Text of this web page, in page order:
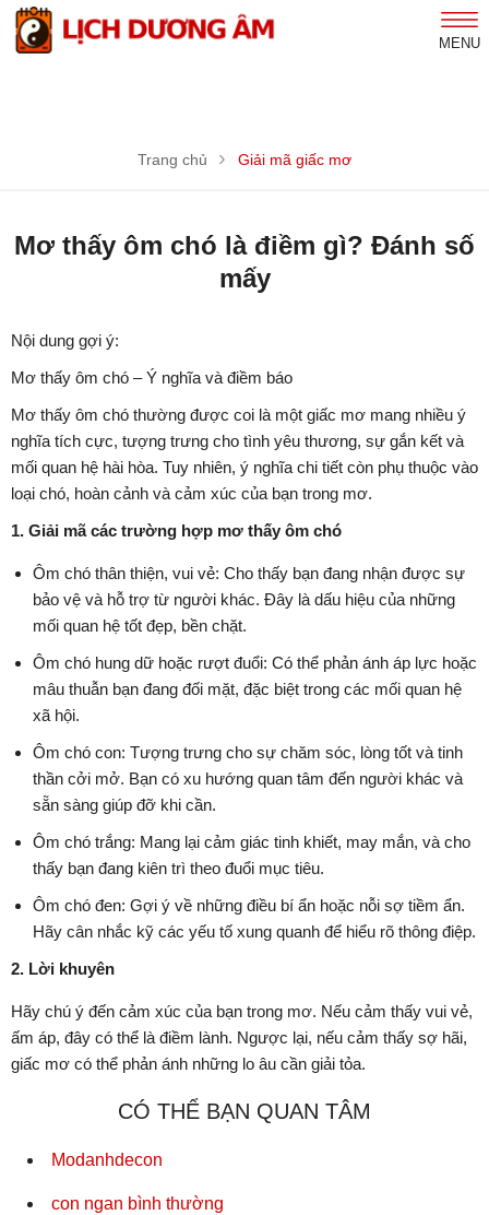
MENU
Trang chủ Giải mã giấc mơ
Mơ thấy ôm chó là điềm gì? Đánh số
mấy
Nội dung gợi ý:
Mơ thấy ôm chó – Ý nghĩa và điềm báo
Mơ thấy ôm chó thường được coi là một giấc mơ mang nhiều ý
nghĩa tích cực, tượng trưng cho tình yêu thương, sự gắn kết và
mối quan hệ hài hòa. Tuy nhiên, ý nghĩa chi tiết còn phụ thuộc vào
loại chó, hoàn cảnh và cảm xúc của bạn trong mơ.
1. Giải mã các trường hợp mơ thấy ôm chó
Ôm chó thân thiện, vui vẻ: Cho thấy bạn đang nhận được sự
bảo vệ và hỗ trợ từ người khác. Đây là dấu hiệu của những
mối quan hệ tốt đẹp, bền chặt.
Ôm chó hung dữ hoặc rượt đuổi: Có thể phản ánh áp lực hoặc
mâu thuẫn bạn đang đối mặt, đặc biệt trong các mối quan hệ
xã hội.
Ôm chó con: Tượng trưng cho sự chăm sóc, lòng tốt và tinh
thần cởi mở. Bạn có xu hướng quan tâm đến người khác và
sẵn sàng giúp đỡ khi cần.
Ôm chó trắng: Mang lại cảm giác tinh khiết, may mắn, và cho
thấy bạn đang kiên trì theo đuổi mục tiêu.
Ôm chó đen: Gợi ý về những điều bí ẩn hoặc nỗi sợ tiềm ẩn.
Hãy cân nhắc kỹ các yếu tố xung quanh để hiểu rõ thông điệp.
2. Lời khuyên
Hãy chú ý đến cảm xúc của bạn trong mơ. Nếu cảm thấy vui vẻ,
ấm áp, đây có thể là điềm lành. Ngược lại, nếu cảm thấy sợ hãi,
giấc mơ có thể phản ánh những lo âu cần giải tỏa.
CÓ THỂ BẠN QUAN TÂM
Modanhdecon
con ngan bình thường